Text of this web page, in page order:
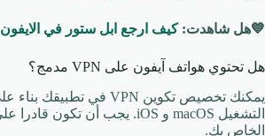
💙هل شاهدت:كيف ارجع ابل ستور في الايفون
هل تحتوي هواتف آيفون على VPN مدمج؟
الخاص بك.